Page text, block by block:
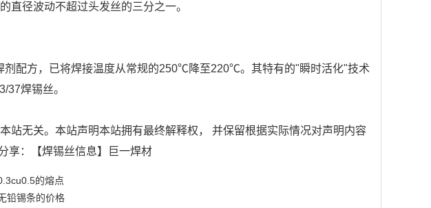
直径波动不超过头发丝的三分之一。
剂配方，已将焊接温度从常规的250℃降至220℃。其特有的"瞬时活化"技术
37焊锡丝。
站无关。本站声明本站拥有最终解释权， 并保留根据实际情况对声明内容
享：【焊锡丝信息】巨一焊材
的熔点
铅锡条的价格